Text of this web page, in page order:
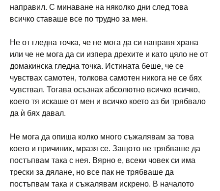
направил. С минаване на няколко дни след това
всичко ставаше все по трудно за мен.
Не от гледна точка, че не мога да си направя храна
или че не мога да си изпера дрехите и като цяло не от
домакинска гледна точка. Истината беше, че се
чувствах самотен, толкова самотен никога не се бях
чувствал. Тогава осъзнах абсолютно всичко всичко,
което тя искаше от мен и всичко което аз би трябвало
да ѝ бях давал.
Не мога да опиша колко много съжалявам за това
което и причиних, мразя се. Защото не трябваше да
постъпвам така с нея. Вярно е, всеки човек си има
трески за дялане, но все пак не трябваше да
постъпвам така и съжалявам искрено. В началото